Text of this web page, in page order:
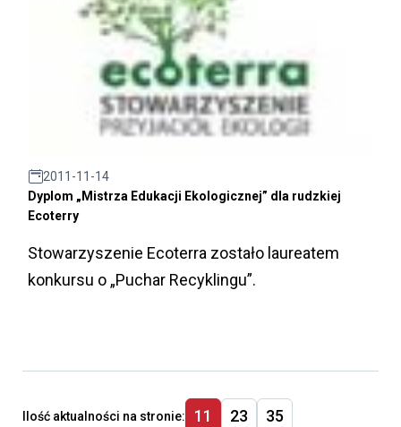
2011-11-14
Dyplom „Mistrza Edukacji Ekologicznej” dla rudzkiej
Ecoterry
Stowarzyszenie Ecoterra zostało laureatem
konkursu o „Puchar Recyklingu”.
Ilość aktualności na stronie: 11 23
35